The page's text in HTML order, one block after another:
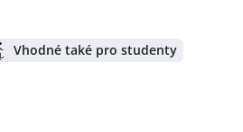
Vhodné také pro studenty